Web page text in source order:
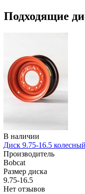
Подходящие
В наличии
Диск 9.75-16.5
Производитель
Bobcat
Размер диска
9.75-16.5
Нет отзывов